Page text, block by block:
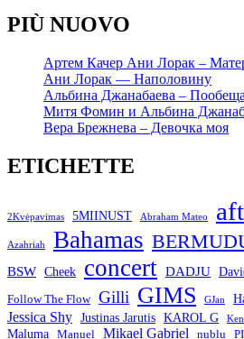
PIÙ NUOVO
Артем Качер Ани Лорак –
Ани Лорак — Наполовину
Альбина Джанабаева –
Митя Фомин и Альбина
Вера Брежнева – Девочка моя
ETICHETTE
2Kvėpavimas 5MIINUST Abraham Mateo
Azahriah Bahamas
BSW Cheek concert DADJU
Follow The Flow Gilli GIMS GJan
Jessica Shy Justinas Jarutis KAROL G
Maluma Manuel Mikael Gabriel nublu